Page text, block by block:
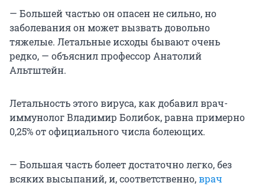
— Большей частью он опасен не сильно, но
заболевания он может вызвать довольно
тяжелые. Летальные исходы бывают очень
редко, — объяснил профессор Анатолий
Альтштейн.
Летальность этого вируса, как добавил врач-
иммунолог Владимир Болибок, равна примерно
0,25% от официального числа болеющих.
— Большая часть болеет достаточно легко, без
всяких высыпаний, и, соответственно,врач